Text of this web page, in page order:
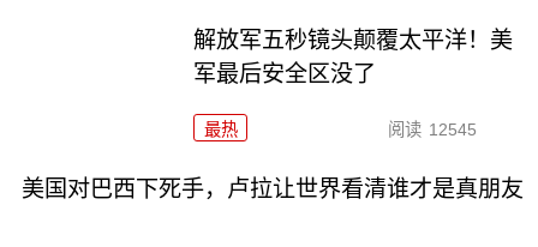
解放军五秒镜头颠覆太平洋！美
军最后安全区没了
最热 阅读 12545
美国对巴西下死手，卢拉让世界看清谁才是真朋友